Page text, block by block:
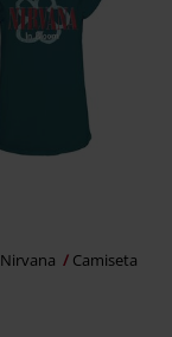
Nirvana Camiseta